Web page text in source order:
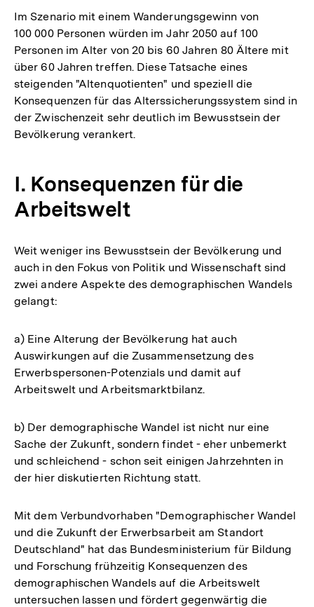
Im Szenario mit einem Wanderungsgewinn von
100 000 Personen würden im Jahr 2050 auf 100
Personen im Alter von 20 bis 60 Jahren 80 Ältere mit
über 60 Jahren treffen. Diese Tatsache eines
steigenden "Altenquotienten" und speziell die
Konsequenzen für das Alterssicherungssystem sind in
der Zwischenzeit sehr deutlich im Bewusstsein der
Bevölkerung verankert.
I. Konsequenzen für die
Arbeitswelt
Weit weniger ins Bewusstsein der Bevölkerung und
auch in den Fokus von Politik und Wissenschaft sind
zwei andere Aspekte des demographischen Wandels
gelangt:
a) Eine Alterung der Bevölkerung hat auch
Auswirkungen auf die Zusammensetzung des
Erwerbspersonen-Potenzials und damit auf
Arbeitswelt und Arbeitsmarktbilanz.
b) Der demographische Wandel ist nicht nur eine
Sache der Zukunft, sondern findet - eher unbemerkt
und schleichend - schon seit einigen Jahrzehnten in
der hier diskutierten Richtung statt.
Mit dem Verbundvorhaben "Demographischer Wandel
und die Zukunft der Erwerbsarbeit am Standort
Deutschland" hat das Bundesministerium für Bildung
und Forschung frühzeitig Konsequenzen des
demographischen Wandels auf die Arbeitswelt
untersuchen lassen und fördert gegenwärtig die